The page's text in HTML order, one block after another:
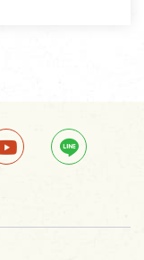
，導致書籍有
受退貨，也不
里仁網購無法
給消費者，因而